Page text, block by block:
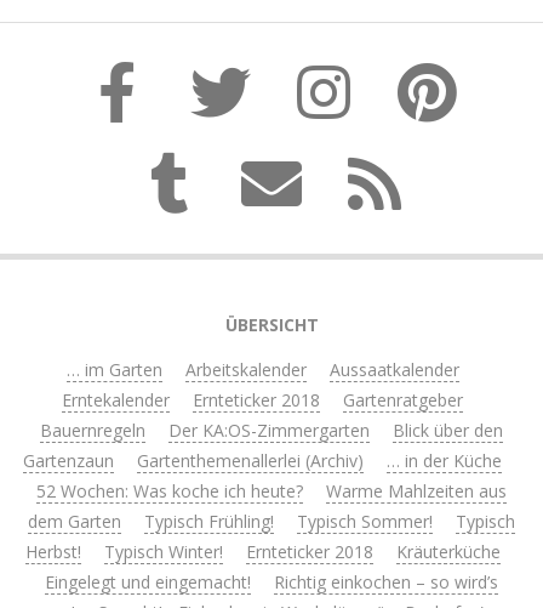
ÜBERSICHT
… im Garten
Arbeitskalender
Aussaatkalender
Erntekalender
Ernteticker 2018
Gartenratgeber
Bauernregeln
Der KA:OS-Zimmergarten
Blick über den
Gartenzaun
Gartenthemenallerlei (Archiv)
… in der Küche
52 Wochen: Was koche ich heute?
Warme Mahlzeiten aus
dem Garten
Typisch Frühling! Typisch Sommer!
Typisch
Herbst!
Typisch Winter! Ernteticker 2018
Kräuterküche
Eingelegt und eingemacht!
Richtig einkochen – so wird’s